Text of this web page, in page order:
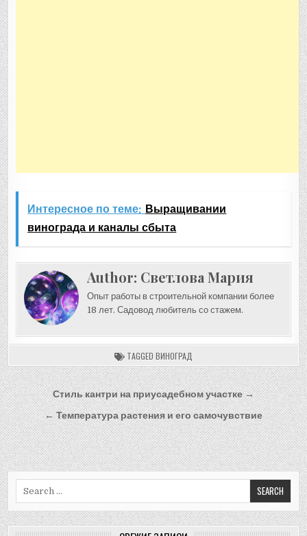
Интересное по теме: Выращивании
винограда и каналы сбыта
Author: Светлова Мария
Опыт работы в строительной компании более
18 лет. Садовод любитель со стажем.
TAGGED ВИНОГРАД
Навигация
по
записям
Стиль кантри на приусадебном участке →
← Температура растения и его самочувствие